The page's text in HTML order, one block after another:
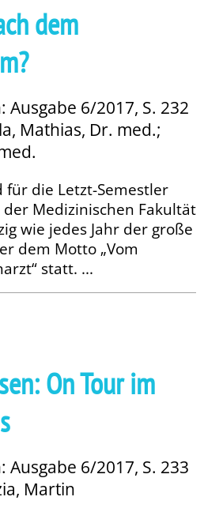
dem
Ausgabe 6/2017, S. 232
Mathias, Dr. med.;
für die Letzt-Semestler
Medizinischen Fakultät
wie jedes Jahr der große
dem Motto „Vom
statt. ...
On Tour im
Ausgabe 6/2017, S. 233
Martin